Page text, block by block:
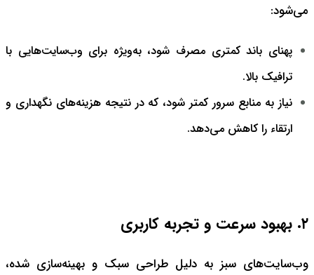
می‌شود:
پهنای باند کمتری مصرف شود، به‌ویژه برای وب‌سایت‌هایی با
ترافیک بالا.
نیاز به منابع سرور کمتر شود، که در نتیجه هزینه‌های نگهداری و
ارتقاء را کاهش می‌دهد.
۲. بهبود سرعت و تجربه کاربری
وب‌سایت‌های سبز به دلیل طراحی سبک و بهینه‌سازی شده،